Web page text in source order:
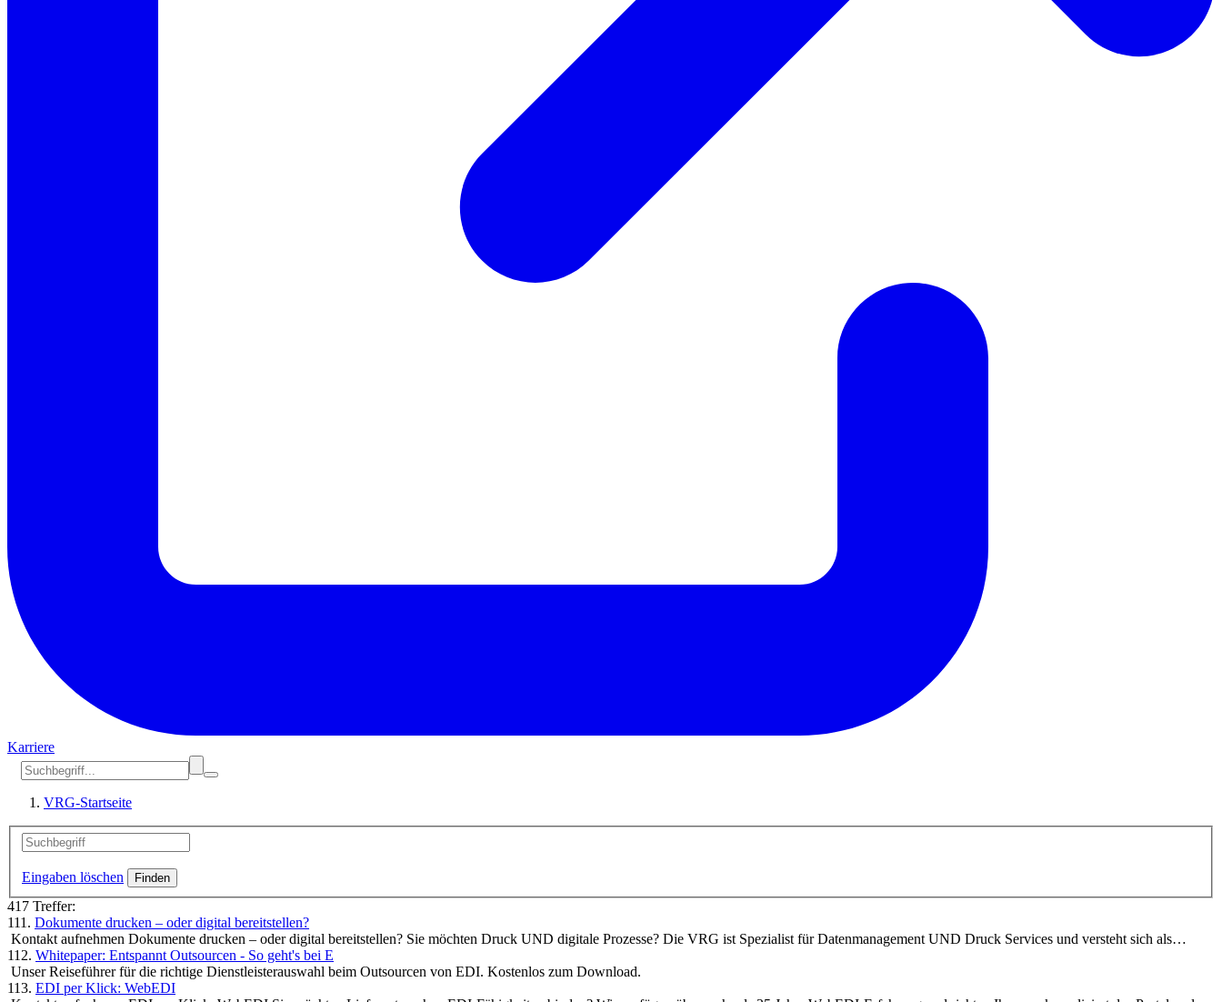
Karriere
VRG-Startseite
Eingaben löschen
417 Treffer:
111. Dokumente drucken – oder digital bereitstellen?
Kontakt aufnehmen Dokumente drucken – oder digital bereitstellen? Sie möchten Druck UND digitale Prozesse? Die VRG ist Spezialist für Datenmanagement UND Druck Services und versteht sich als…
112. Whitepaper: Entspannt Outsourcen - So geht's bei E
Unser Reiseführer für die richtige Dienstleisterauswahl beim Outsourcen von EDI. Kostenlos zum Download.
113. EDI per Klick: WebEDI